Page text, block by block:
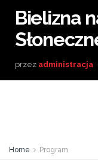
Bielizna
przez administracja
Home Program